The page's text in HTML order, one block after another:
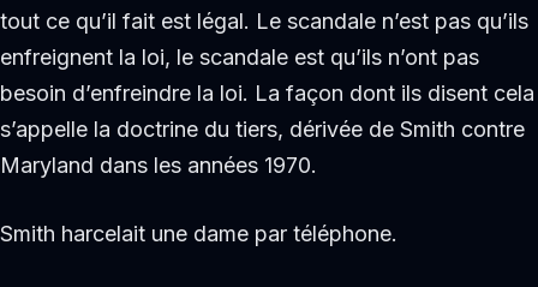
tout ce qu’il fait est légal. Le scandale n’est pas qu’ils
enfreignent la loi, le scandale est qu’ils n’ont pas
besoin d’enfreindre la loi. La façon dont ils disent cela
s’appelle la doctrine du tiers, dérivée de Smith contre
Maryland dans les années 1970.
Smith harcelait une dame par téléphone.